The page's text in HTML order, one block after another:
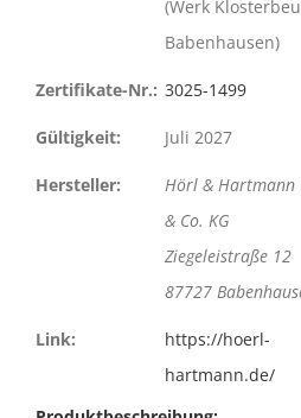
(Werk
Babenhausen)
Zertifikate-Nr.: 3025-1499
Gültigkeit: Juli 2027
Hersteller:
Hörl & Hartmann
& Co. KG
Ziegeleistraße 12
87727
Link:
https://hoerl-
hartmann.de/